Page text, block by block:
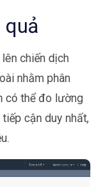
quả
chiến dịch
nhằm phân
có thể đo lường
cận duy nhất,